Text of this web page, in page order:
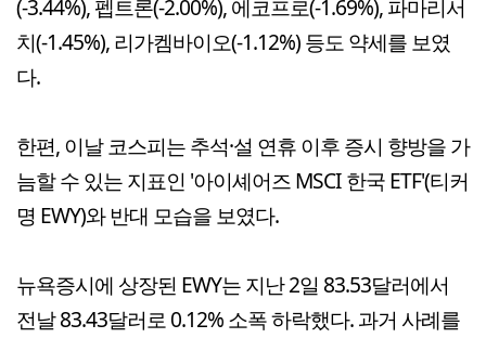
(-3.44%), 펩트론(-2.00%), 에코프로(-1.69%), 파마리서
치(-1.45%), 리가켐바이오(-1.12%) 등도 약세를 보였
다.
한편, 이날 코스피는 추석·설 연휴 이후 증시 향방을 가
늠할 수 있는 지표인 '아이셰어즈 MSCI 한국 ETF'(티커
명 EWY)와 반대 모습을 보였다.
뉴욕증시에 상장된 EWY는 지난 2일 83.53달러에서
전날 83.43달러로 0.12% 소폭 하락했다. 과거 사례를